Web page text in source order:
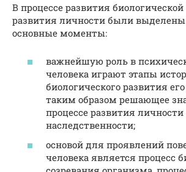
В процессе развития
развития личности были
основные моменты:
важнейшую роль в
человека играют этапы
биологического развития
таким образом решающее
процессе развития
наследственности;
основой для проявлений
человека является процесс